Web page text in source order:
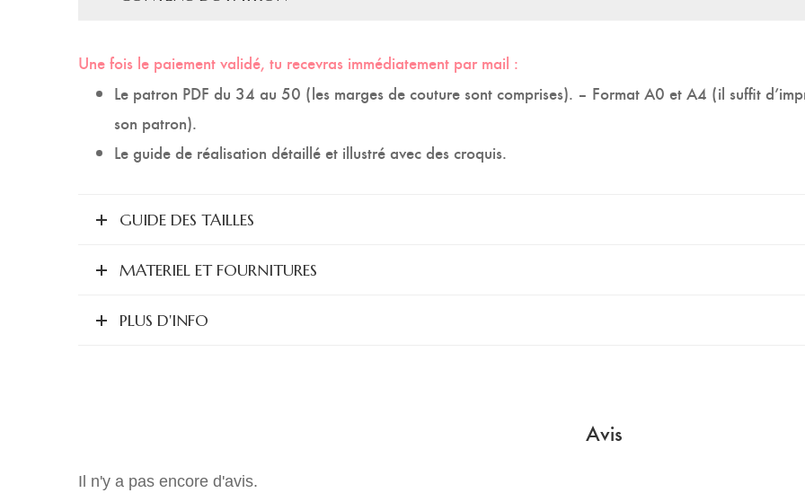
Une fois le paiement validé, tu recevras immédiatement par mail :
Le patron PDF du 34 au 50 (les marges de couture sont comprises). – Format A0 et A4 (il suffit
son patron).
Le guide de réalisation détaillé et illustré avec des croquis.
GUIDE DES TAILLES
MATERIEL ET FOURNITURES
PLUS D'INFO
Avis
Il n'y a pas encore d'avis.